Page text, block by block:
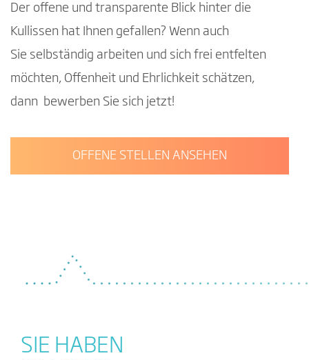
Der offene und transparente Blick hinter die
Kullissen hat Ihnen gefallen? Wenn auch
Sie selbständig arbeiten und sich frei entfelten
möchten, Offenheit und Ehrlichkeit schätzen,
dann bewerben Sie sich jetzt!
OFFENE STELLEN ANSEHEN
SIE HABEN